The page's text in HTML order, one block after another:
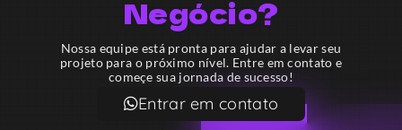
Negócio?
Nossa equipe está pronta para ajudar a levar seu
projeto para o próximo nível. Entre em contato e
começe sua jornada de sucesso!
Entrar em contato